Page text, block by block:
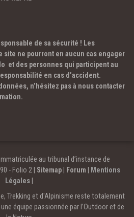
de sa sécurité ! Les
site ne pourront en aucun cas engager
et des personnes qui participent au
en cas d’accident.
n’hésitez pas à nous contacter
au tribunal d’instance de
- Folio 2 | Sitemap| Forum
Mentions
Légales
Trekking et d'Alpinisme reste totalement
équipe passionnée par l’Outdoor et de